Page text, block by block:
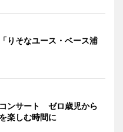
りそなユース・ベース浦
ンサート ゼロ歳児から
楽しむ時間に